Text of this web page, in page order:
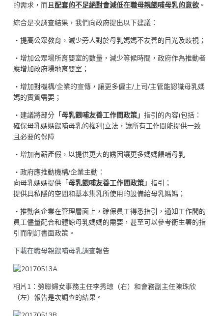
的需求，而且配套的不足絕對會減低在職母親餵哺母乳的意欲。
綜合是次調查結果，我們向政府提出以下建議：
‧提高公眾教育，減少旁人對於母乳媽媽不友善的目光及歧視；
‧增加公眾場所育嬰室的數量，減少等候時間，政府作為推動者
應增加政府場地育嬰室；
‧增加對機構/企業的宣傳，讓更多僱主/上司/主管能認識母乳媽
媽的實質需要；
‧建議將部分「母乳餵哺友善工作間政策」 指引的內容(包括：
確保母乳媽媽餵哺母乳的權利)立法，讓所有工作間能提供一致
且必要的保障
‧增加有薪產假，以提供更大的誘因讓更多媽媽餵哺母乳
‧政府應推動機構/企業主動：
向母乳媽媽提供「母乳餵哺友善工作間政策」 指引；
提供具私隱的空間和基本集乳所使用的設備給母乳媽媽；
‧推動各企業在管理層面上，確保員工得悉指引，通知工作間的
員工儘量配合和體諒母乳媽媽的需要，甚至可以參考衞生署的指
引而制訂書面政策。
下載在職母親餵哺母乳調查報告
相片1：勞聯婦女事務主任李秀琼（右）和會務副主任陳珠欣
（左）報告是次調查的結果。